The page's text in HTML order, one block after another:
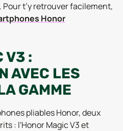
t’y retrouver facilement,
Honor
V3 :
AVEC LES
GAMME
pliables Honor, deux
: l'Honor Magic V3 et